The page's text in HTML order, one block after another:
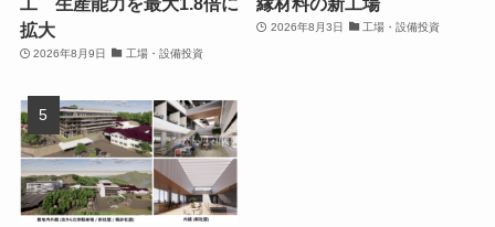
拡大
2026年8月9日 工場・設備投資
2026年8月3日 工場・設備投資